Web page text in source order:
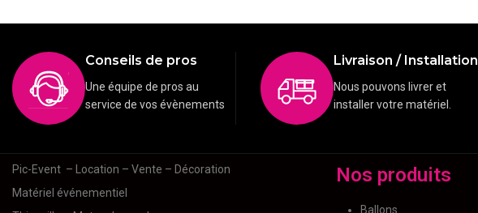
Conseils de pros
Une équipe de pros au
service de vos évènements
Livraison / Installation
Nous pouvons livrer et
installer votre matériel.
Pic-Event – Location – Vente – Décoration
Matériel événementiel
Nos produits
Ballons